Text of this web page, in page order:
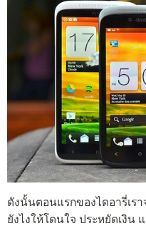
ดังนั้นตอนแรกของไดอารี่เร
ยังไงให้โดนใจ ประหยัดเงิน